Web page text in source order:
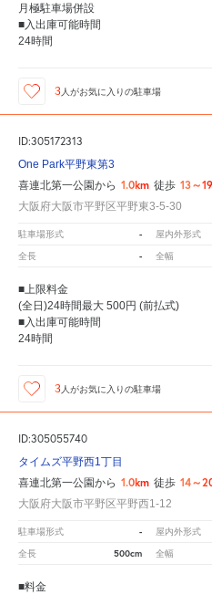
月極駐車場併設
■入出庫可能時間
24時間
3人がお気に入りの駐車場
ID:305172313
One Park平野東第3
喜連北第一公園から 1.0km 徒歩 13～
大阪府大阪市平野区平野東3-5-30
駐車場形式 - 屋内外形式
全長 - 全幅
■上限料金
(全日)24時間最大 500円 (前払式)
■入出庫可能時間
24時間
3人がお気に入りの駐車場
ID:305055740
タイムズ平野西1丁目
喜連北第一公園から 1.0km 徒歩 14～
大阪府大阪市平野区平野西1-12
駐車場形式 - 屋内外形式
全長 500cm 全幅
■料金